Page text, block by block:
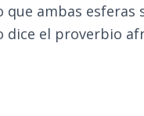
ambas esferas
dice el proverbio